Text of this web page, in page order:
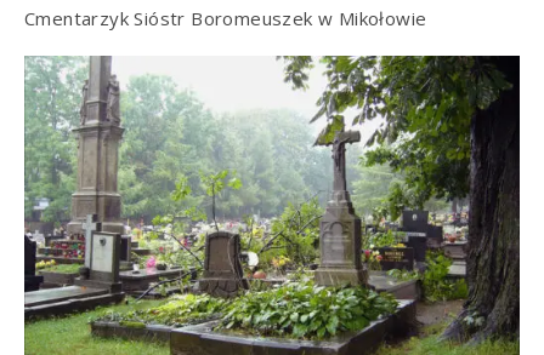
Cmentarzyk Sióstr Boromeuszek w Mikołowie